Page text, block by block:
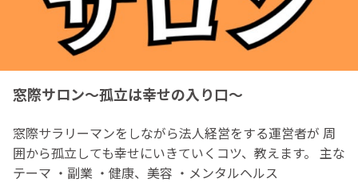
窓際サロン～孤立は幸せの入り口～
窓際サラリーマンをしながら法人経営をする運営者が 周
囲から孤立しても幸せにいきていくコツ、教えます。 主な
テーマ ・副業 ・健康、美容 ・メンタルヘルス